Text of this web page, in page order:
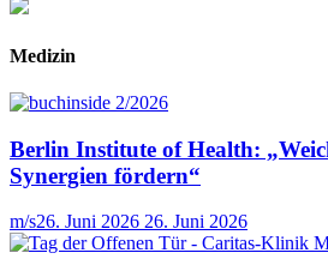
Medizin
Berlin Institute of Health:
Synergien fördern“
m/s26. Juni 2026 26. Juni 2026